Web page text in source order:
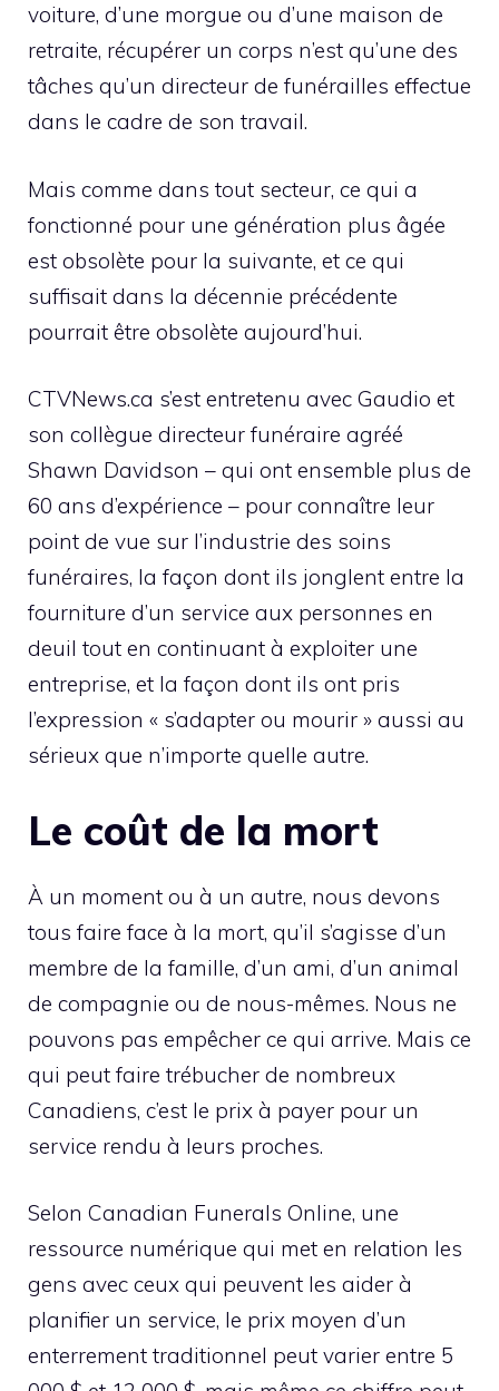
voiture, d’une morgue ou d’une maison de
retraite, récupérer un corps n’est qu’une des
tâches qu’un directeur de funérailles effectue
dans le cadre de son travail.
Mais comme dans tout secteur, ce qui a
fonctionné pour une génération plus âgée
est obsolète pour la suivante, et ce qui
suffisait dans la décennie précédente
pourrait être obsolète aujourd’hui.
CTVNews.ca s’est entretenu avec Gaudio et
son collègue directeur funéraire agréé
Shawn Davidson – qui ont ensemble plus de
60 ans d’expérience – pour connaître leur
point de vue sur l’industrie des soins
funéraires, la façon dont ils jonglent entre la
fourniture d’un service aux personnes en
deuil tout en continuant à exploiter une
entreprise, et la façon dont ils ont pris
l’expression « s’adapter ou mourir » aussi au
sérieux que n’importe quelle autre.
Le coût de la mort
À un moment ou à un autre, nous devons
tous faire face à la mort, qu’il s’agisse d’un
membre de la famille, d’un ami, d’un animal
de compagnie ou de nous-mêmes. Nous ne
pouvons pas empêcher ce qui arrive. Mais ce
qui peut faire trébucher de nombreux
Canadiens, c’est le prix à payer pour un
service rendu à leurs proches.
Selon Canadian Funerals Online, une
ressource numérique qui met en relation les
gens avec ceux qui peuvent les aider à
planifier un service, le prix moyen d’un
enterrement traditionnel peut varier entre 5